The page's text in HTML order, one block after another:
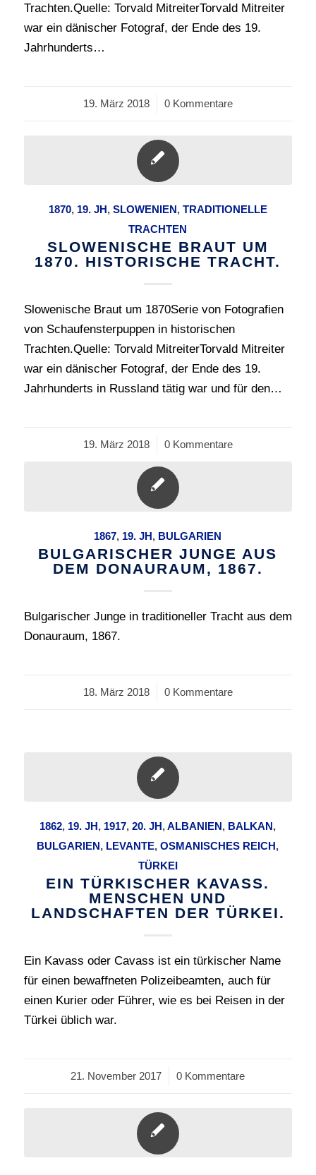
Trachten.Quelle: Torvald MitreiterTorvald Mitreiter
war ein dänischer Fotograf, der Ende des 19.
Jahrhunderts…
19. März 2018
/ 0 Kommentare
1870, 19. JH, SLOWENIEN, TRADITIONELLE
TRACHTEN
SLOWENISCHE BRAUT UM
1870. HISTORISCHE TRACHT.
Slowenische Braut um 1870Serie von Fotografien
von Schaufensterpuppen in historischen
Trachten.Quelle: Torvald MitreiterTorvald Mitreiter
war ein dänischer Fotograf, der Ende des 19.
Jahrhunderts in Russland tätig war und für den…
19. März 2018
/ 0 Kommentare
1867, 19. JH, BULGARIEN
BULGARISCHER JUNGE AUS
DEM DONAURAUM, 1867.
Bulgarischer Junge in traditioneller Tracht aus dem
Donauraum, 1867.
18. März 2018
/ 0 Kommentare
1862, 19. JH, 1917,20. JH,ALBANIEN, BALKAN,
BULGARIEN, LEVANTE,OSMANISCHES REICH,
TÜRKEI
EIN TÜRKISCHER KAVASS.
MENSCHEN UND
LANDSCHAFTEN DER TÜRKEI.
Ein Kavass oder Cavass ist ein türkischer Name
für einen bewaffneten Polizeibeamten, auch für
einen Kurier oder Führer, wie es bei Reisen in der
Türkei üblich war.
21. November 2017
/ 0 Kommentare